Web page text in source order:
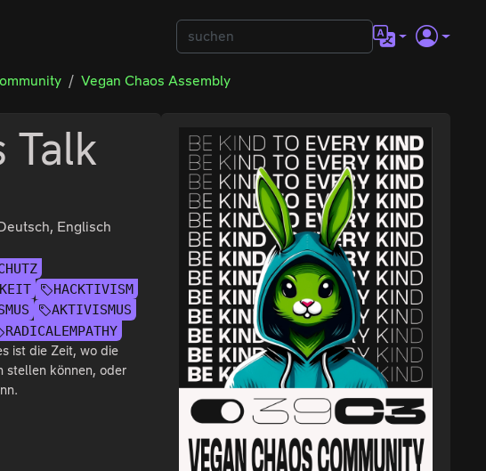
Vegan Chaos Assembly
Talk
Englisch
HACKTIVISM
AKTIVISMUS
RADICALEMPATHY
ist die Zeit, wo die
stellen können, oder